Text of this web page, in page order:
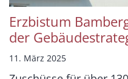
Erzbistum
der
11. März 2025